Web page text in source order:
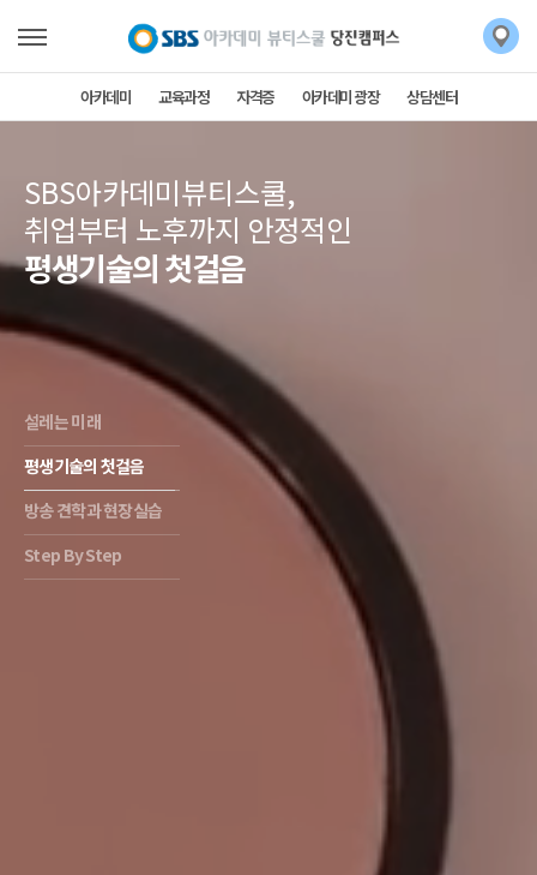
아카데미 교육과정 자격증 아카데미 광장 상담센터
SBS아카데미뷰티스쿨,
취업부터 노후까지 안정적인
평생기술의 첫걸음
설레는 미래
평생기술의 첫걸음
방송 견학과 현장실습
Step By Step